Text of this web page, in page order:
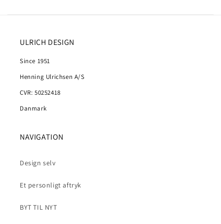
ULRICH DESIGN
Since 1951
Henning Ulrichsen A/S
CVR: 50252418
Danmark
NAVIGATION
Design selv
Et personligt aftryk
BYT TIL NYT